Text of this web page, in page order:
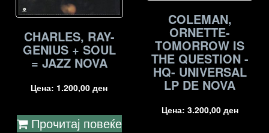
CHARLES, RAY-
GENIUS + SOUL
= JAZZ NOVA
Цена: 1.200,00ден
Прочитај повеќе
COLEMAN,
ORNETTE-
TOMORROW IS
THE QUESTION -
HQ- UNIVERSAL
LP DE NOVA
Цена: 3.200,00 ден